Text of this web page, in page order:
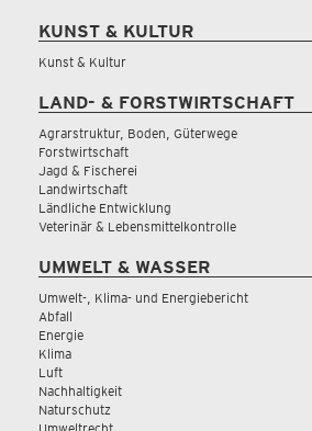
KUNST & KULTUR
Kunst & Kultur
LAND- & FORSTWIRTSCHAFT
Agrarstruktur, Boden, Güterwege
Forstwirtschaft
Jagd & Fischerei
Landwirtschaft
Ländliche Entwicklung
Veterinär & Lebensmittelkontrolle
UMWELT & WASSER
Umwelt-, Klima- und Energiebericht
Abfall
Energie
Klima
Luft
Nachhaltigkeit
Naturschutz